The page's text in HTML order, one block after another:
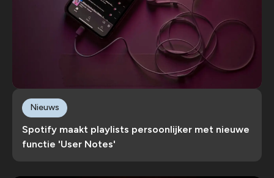
Spotify maakt playlists persoonlijker met nieuwe
functie 'User Notes'
Nieuws